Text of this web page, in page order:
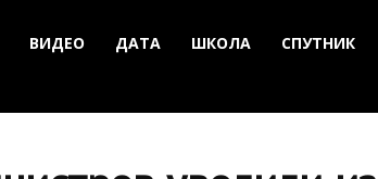
ВИДЕО ДАТА ШКОЛА СПУТНИК